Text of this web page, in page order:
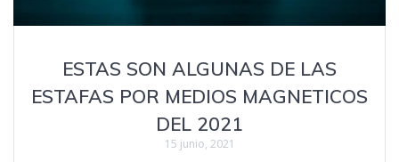
ESTAS SON ALGUNAS DE LAS
ESTAFAS POR MEDIOS MAGNETICOS
DEL 2021
15 junio, 2021